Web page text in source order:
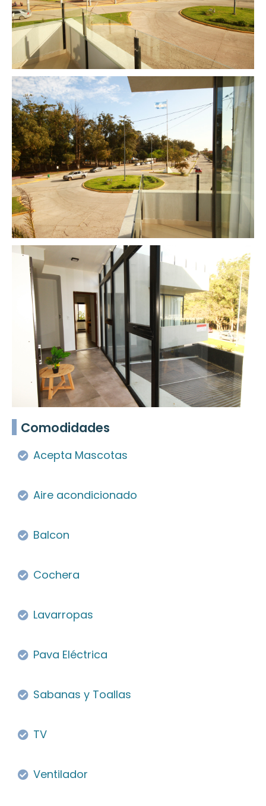
Comodidades
Acepta Mascotas
Aire acondicionado
Balcon
Cochera
Lavarropas
Pava Eléctrica
Sabanas y Toallas
TV
Ventilador